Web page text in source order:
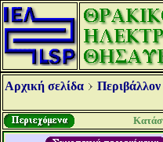
Αρχική σελίδα Περιβάλλον